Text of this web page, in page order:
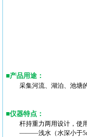
■产品用途 ：
采集河流、湖泊、池塘
■仪器特点 ：
杆持重力两用设计，使
―――浅水（水深小于